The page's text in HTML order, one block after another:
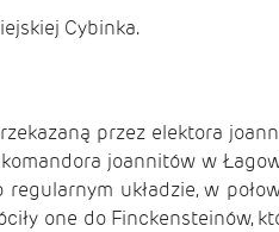
Cybinka.
przez elektora
joannitów w
układzie, w
one do Finckensteinów,